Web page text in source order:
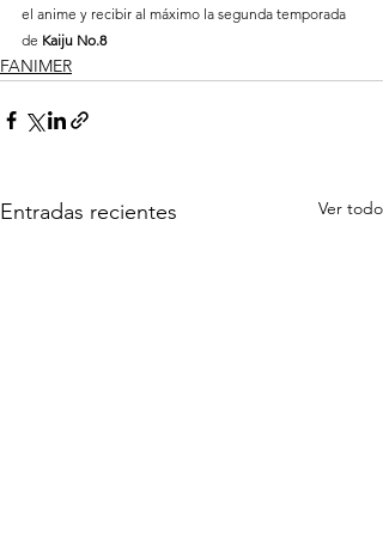
el anime y recibir al máximo la segunda temporada
de Kaiju No.8
FANIMER
Entradas recientes Ver todo